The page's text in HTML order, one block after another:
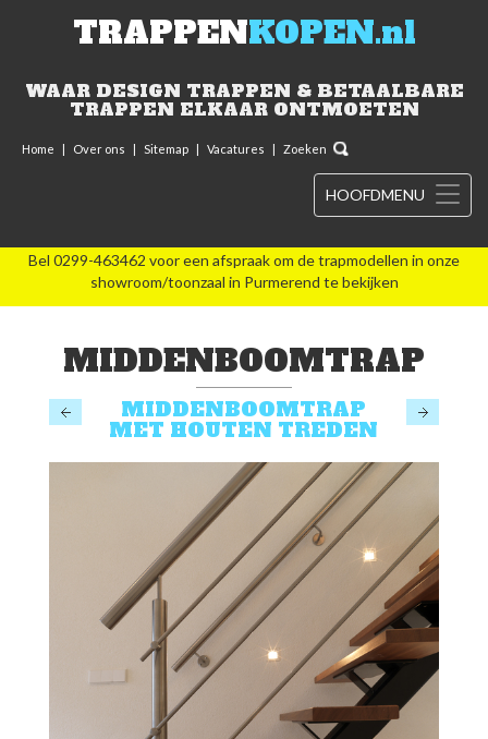
TRAPPENKOPEN.nl
WAAR DESIGN TRAPPEN & BETAALBARE
TRAPPEN ELKAAR ONTMOETEN
Home | Over ons | Sitemap | Vacatures | Zoeken
HOOFDMENU
Bel 0299-463462 voor een afspraak om de trapmodellen in onze
showroom/toonzaal in Purmerend te bekijken
MIDDENBOOMTRAP
MIDDENBOOMTRAP
MET HOUTEN TREDEN